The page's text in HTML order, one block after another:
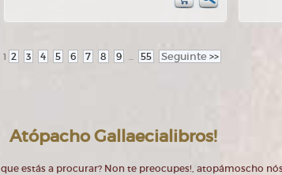
1 2 3 4 5 6 7 8 9 ... 55 Seguinte >>
Atópacho Gallaecialibros!
estás a procurar? Non te preocupes!, atopámoscho